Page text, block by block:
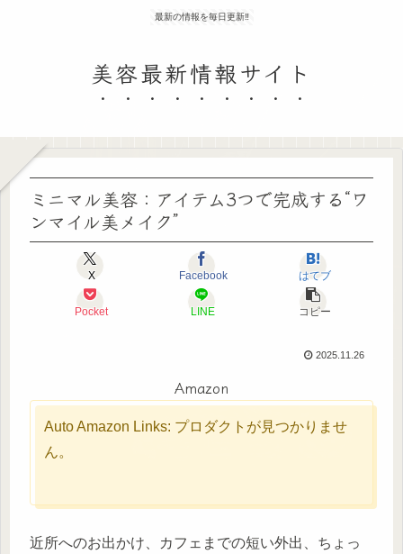
最新の情報を毎日更新‼
美容最新情報サイト
ミニマル美容：アイテム3つで完成する“ワ
ンマイル美メイク”
X Facebook はてブ
Pocket LINE コピー
2025.11.26
Amazon
Auto Amazon Links: プロダクトが見つかりませ
ん。
近所へのお出かけ、カフェまでの短い外出、ちょっ